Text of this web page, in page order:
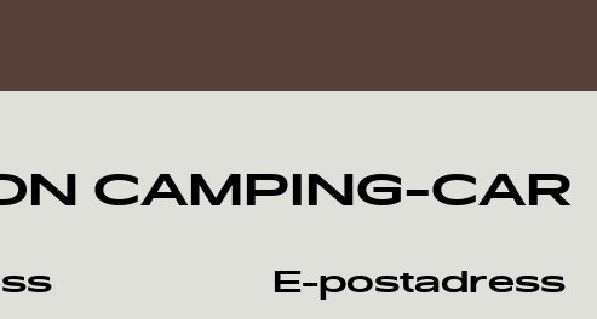
CAMPING-CAR
E-postadress